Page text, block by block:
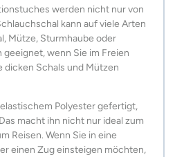
werden nicht nur von
kann auf viele Arten
Mütze, Sturmhaube oder
geeignet, wenn Sie im Freien
dicken Schals und Mützen
Polyester gefertigt,
macht ihn nicht nur ideal zum
Reisen. Wenn Sie in eine
einen Zug einsteigen möchten,